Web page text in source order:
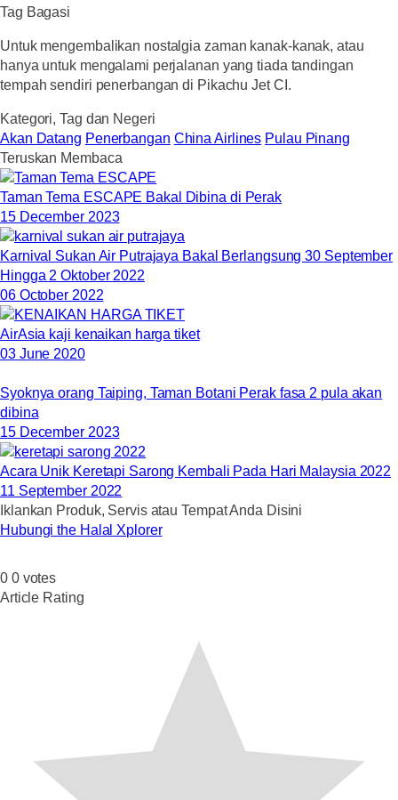
Tag Bagasi
Untuk mengembalikan nostalgia zaman kanak-kanak, atau
hanya untuk mengalami perjalanan yang tiada tandingan
tempah sendiri penerbangan di Pikachu Jet CI.
Kategori, Tag dan Negeri
Akan Datang Penerbangan China Airlines Pulau Pinang
Teruskan Membaca
Taman Tema ESCAPE Bakal Dibina di Perak
15 December 2023
Karnival Sukan Air Putrajaya Bakal Berlangsung 30 September
Hingga 2 Oktober 2022
06 October 2022
AirAsia kaji kenaikan harga tiket
03 June 2020
Syoknya orang Taiping, Taman Botani Perak fasa 2 pula akan
dibina
15 December 2023
Acara Unik Keretapi Sarong Kembali Pada Hari Malaysia 2022
11 September 2022
Iklankan Produk, Servis atau Tempat Anda Disini
Hubungi the Halal Xplorer
0 0 votes
Article Rating